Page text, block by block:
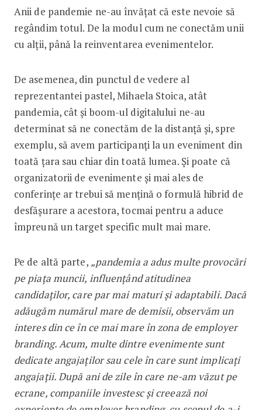
Anii de pandemie ne-au învățat că este nevoie să
regândim totul. De la modul cum ne conectăm unii
cu alții, până la reinventarea evenimentelor.
De asemenea, din punctul de vedere al
reprezentantei pastel, Mihaela Stoica, atât
pandemia, cât și boom-ul digitalului ne-au
determinat să ne conectăm de la distanță și, spre
exemplu, să avem participanți la un eveniment din
toată țara sau chiar din toată lumea. Și poate că
organizatorii de evenimente și mai ales de
conferințe ar trebui să mențină o formulă hibrid de
desfășurare a acestora, tocmai pentru a aduce
împreună un target specific mult mai mare.
Pe de altă parte, „pandemia a adus multe provocări
pe piața muncii, influențând atitudinea
candidaților, care par mai maturi și adaptabili. Dacă
adăugăm numărul mare de demisii, observăm un
interes din ce în ce mai mare în zona de employer
branding. Acum, multe dintre evenimente sunt
dedicate angajaților sau cele în care sunt implicați
angajații. După ani de zile în care ne-am văzut pe
ecrane, companiile investesc și creează noi